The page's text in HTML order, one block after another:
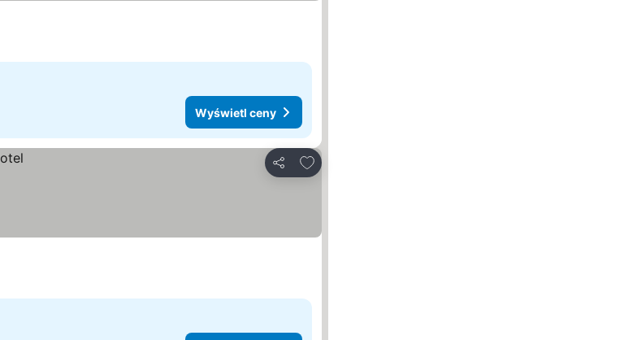
Wyświetl ceny
Udostępnij
Dodaj do ulubionych